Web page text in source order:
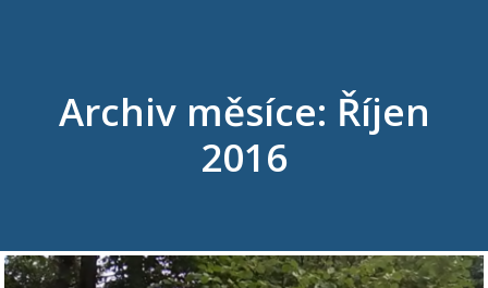
Archiv měsíce: Říjen
2016